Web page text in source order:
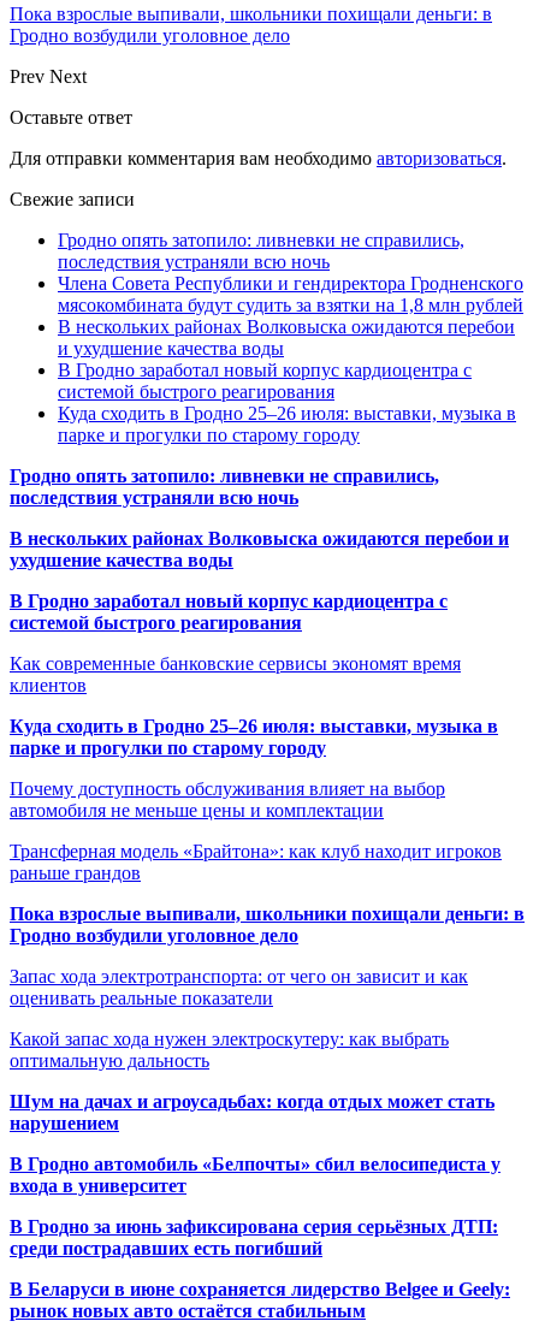
Пока взрослые выпивали, школьники похищали деньги: в
Гродно возбудили уголовное дело
Prev Next
Оставьте ответ
Для отправки комментария вам необходимо авторизоваться.
Свежие записи
Гродно опять затопило: ливневки не справились,
последствия устраняли всю ночь
Члена Совета Республики и гендиректора Гродненского
мясокомбината будут судить за взятки на 1,8 млн рублей
В нескольких районах Волковыска ожидаются перебои
и ухудшение качества воды
В Гродно заработал новый корпус кардиоцентра с
системой быстрого реагирования
Куда сходить в Гродно 25–26 июля: выставки, музыка в
парке и прогулки по старому городу
Гродно опять затопило: ливневки не справились,
последствия устраняли всю ночь
В нескольких районах Волковыска ожидаются перебои и
ухудшение качества воды
В Гродно заработал новый корпус кардиоцентра с
системой быстрого реагирования
Как современные банковские сервисы экономят время
клиентов
Куда сходить в Гродно 25–26 июля: выставки, музыка в
парке и прогулки по старому городу
Почему доступность обслуживания влияет на выбор
автомобиля не меньше цены и комплектации
Трансферная модель «Брайтона»: как клуб находит игроков
раньше грандов
Пока взрослые выпивали, школьники похищали деньги: в
Гродно возбудили уголовное дело
Запас хода электротранспорта: от чего он зависит и как
оценивать реальные показатели
Какой запас хода нужен электроскутеру: как выбрать
оптимальную дальность
Шум на дачах и агроусадьбах: когда отдых может стать
нарушением
В Гродно автомобиль «Белпочты» сбил велосипедиста у
входа в университет
В Гродно за июнь зафиксирована серия серьёзных ДТП:
среди пострадавших есть погибший
В Беларуси в июне сохраняется лидерство Belgee и Geely:
рынок новых авто остаётся стабильным